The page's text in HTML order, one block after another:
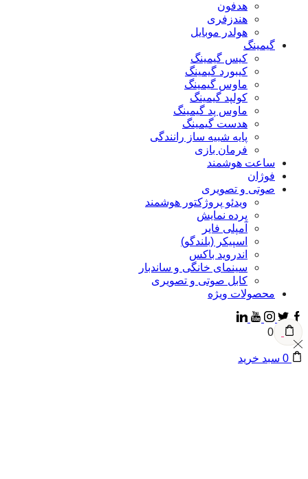
هدفون
هندزفری
هولدر موبایل
گیمینگ
کیس گیمینگ
کیبورد گیمینگ
ماوس گیمینگ
کولپد گیمینگ
ماوس پد گیمینگ
هدست گیمینگ
پایه شبیه ساز رانندگی
فرمان بازی
ساعت هوشمند
فوژان
صوتی و تصویری
ویدئو پروژکتور هوشمند
پرده نمایش
آمپلی فایر
اسپیکر (بلندگو)
اندروید باکس
سینمای خانگی و ساندبار
کابل صوتی و تصویری
محصولات ویژه
Instagram
Youtube
Linkedin
0
سبد خرید